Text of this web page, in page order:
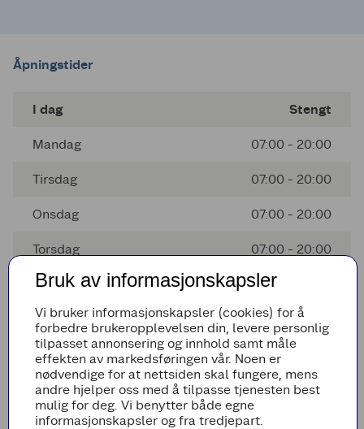
Åpningstider
I dag Stengt
Mandag 07:00 - 20:00
Tirsdag 07:00 - 20:00
Onsdag 07:00 - 20:00
Torsdag 07:00 - 20:00
Fredag 07:00 - 20:00
Lørdag 08:00 - 18:00
Søndag
Avvikende åpningstider
Bruk av informasjonskapsler
Vi bruker informasjonskapsler (cookies) for å
forbedre brukeropplevelsen din, levere personlig
tilpasset annonsering og innhold samt måle
effekten av markedsføringen vår. Noen er
nødvendige for at nettsiden skal fungere, mens
andre hjelper oss med å tilpasse tjenesten best
mulig for deg. Vi benytter både egne
informasjonskapsler og fra tredjepart.